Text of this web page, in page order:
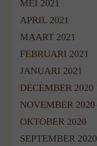
MEI 2021
APRIL 2021
MAART 2021
FEBRUARI 2021
JANUARI 2021
DECEMBER 2020
NOVEMBER 2020
OKTOBER 2020
SEPTEMBER 2020